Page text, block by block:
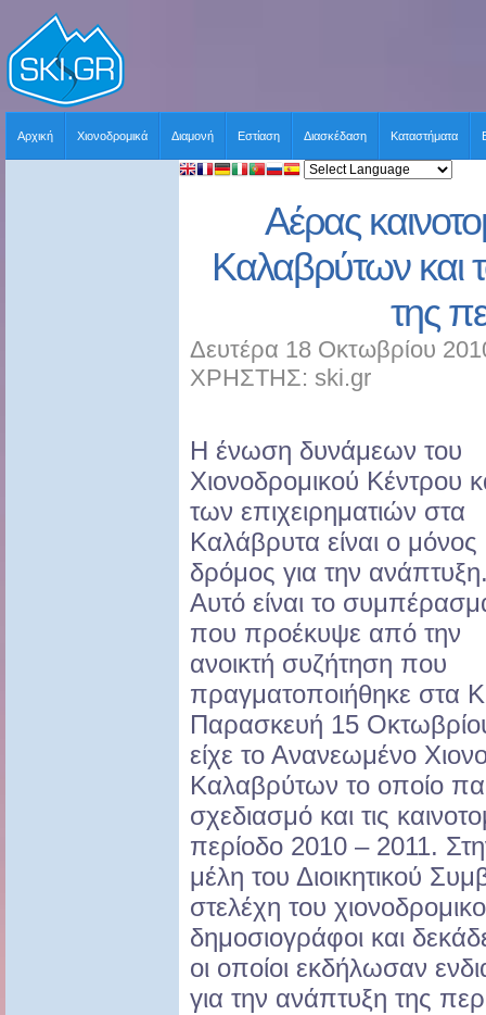
Αρχική Χιονοδρομικά Διαμονή Εστίαση Διασκέδαση Καταστήματα
Αέρας
Καλαβρύτων και
της
Δευτέρα 18 Οκτωβρίου
ΧΡΗΣΤΗΣ: ski.gr
Η ένωση δυνάμεων του
Χιονοδρομικού Κέντρου
των επιχειρηματιών στα
Καλάβρυτα είναι ο μόνος
δρόμος για την
Αυτό είναι το
που προέκυψε από την
ανοικτή συζήτηση που
πραγματοποιήθηκε στα
Παρασκευή 15
είχε το Ανανεωμένο
Καλαβρύτων το οποίο
σχεδιασμό και τις
περίοδο 2010 – 2011.
μέλη του Διοικητικού
στελέχη του
δημοσιογράφοι και
οι οποίοι εκδήλωσαν
για την ανάπτυξη της